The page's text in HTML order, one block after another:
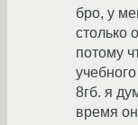
бро, у
столько
потому
8гб. я
время